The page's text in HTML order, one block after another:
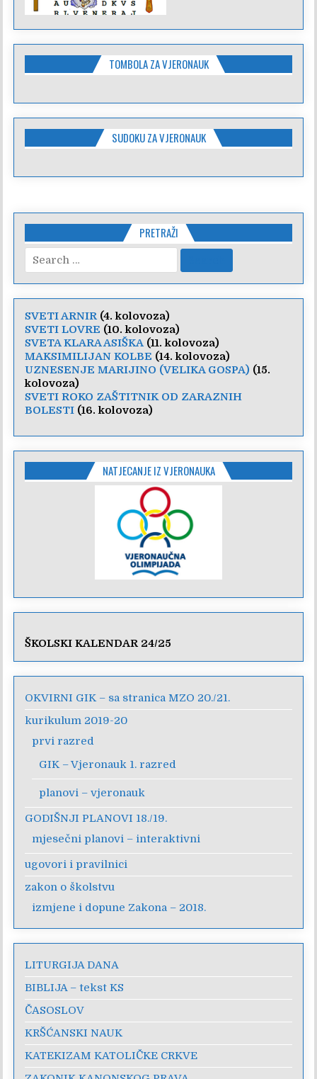
TOMBOLA ZA VJERONAUK
SUDOKU ZA VJERONAUK
PRETRAŽI
for:
SVETI ARNIR(4. kolovoza)
SVETI LOVRE (10. kolovoza)
SVETA KLARA ASIŠKA (11. kolovoza)
MAKSIMILIJAN KOLBE (14. kolovoza)
UZNESENJE MARIJINO (VELIKA GOSPA) (15.
kolovoza)
SVETI ROKO ZAŠTITNIK OD ZARAZNIH
BOLESTI (16. kolovoza)
NATJECANJE IZ VJERONAUKA
ŠKOLSKI KALENDAR 24/25
OKVIRNI GIK – sa stranica MZO 20./21.
kurikulum 2019-20
prvi razred
GIK – Vjeronauk 1. razred
planovi – vjeronauk
GODIŠNJI PLANOVI 18./19.
mjesečni planovi – interaktivni
ugovori i pravilnici
zakon o školstvu
izmjene i dopune Zakona – 2018.
LITURGIJA DANA
BIBLIJA – tekst KS
ČASOSLOV
KRŠĆANSKI NAUK
KATEKIZAM KATOLIČKE CRKVE